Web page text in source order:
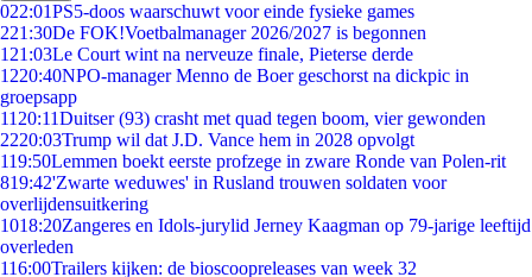
022:01PS5-doos waarschuwt voor einde fysieke games
221:30De FOK!Voetbalmanager 2026/2027 is begonnen
1 21:03Le Court wint na nerveuze finale, Pieterse derde
1220:40NPO-manager Menno de Boer geschorst na dickpic in
groepsapp
11 20:11Duitser (93) crasht met quad tegen boom, vier gewonden
2220:03Trump wil dat J.D. Vance hem in 2028 opvolgt
119:50Lemmen boekt eerste profzege in zware Ronde van Polen-rit
819:42'Zwarte weduwes' in Rusland trouwen soldaten voor
overlijdensuitkering
1018:20Zangeres en Idols-jurylid Jerney Kaagman op 79-jarige leeftijd
overleden
116:00Trailers kijken: de bioscoopreleases van week 32